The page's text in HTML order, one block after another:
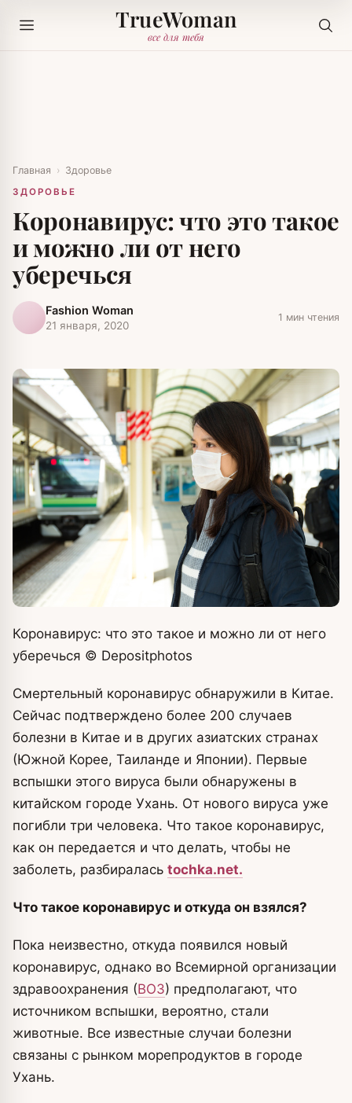
TrueWoman
все для тебя
Главная › Здоровье
ЗДОРОВЬЕ
Коронавирус: что это такое
и можно ли от него
уберечься
Fashion Woman
21 января, 2020
1 мин чтения
Коронавирус: что это такое и можно ли от него
уберечься © Depositphotos
Смертельный коронавирус обнаружили в Китае.
Сейчас подтверждено более 200 случаев
болезни в Китае и в других азиатских странах
(Южной Корее, Таиланде и Японии). Первые
вспышки этого вируса были обнаружены в
китайском городе Ухань. От нового вируса уже
погибли три человека. Что такое коронавирус,
как он передается и что делать, чтобы не
заболеть, разбиралась tochka.net.
Что такое коронавирус и откуда он взялся?
Пока неизвестно, откуда появился новый
коронавирус, однако во Всемирной организации
здравоохранения (ВОЗ) предполагают, что
источником вспышки, вероятно, стали
животные. Все известные случаи болезни
связаны с рынком морепродуктов в городе
Ухань.